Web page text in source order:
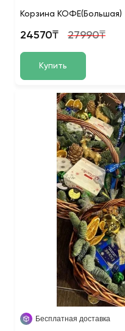
Корзина КОФЕ(Большая)
24570₸ 27990₸
Купить
Бесплатная доставка